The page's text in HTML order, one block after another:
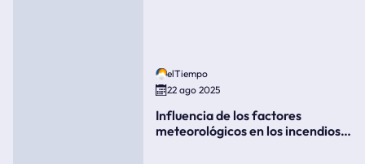
elTiempo
22 ago 2025
Influencia de los factores
meteorológicos en los incendios